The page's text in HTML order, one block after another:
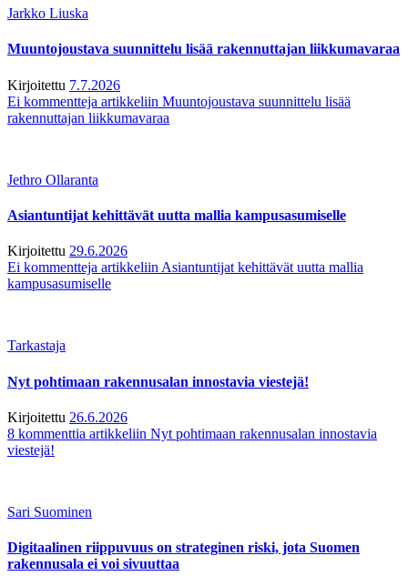
Jarkko Liuska
Muuntojoustava suunnittelu lisää rakennuttajan liikkumavaraa
Kirjoitettu 7.7.2026
Ei kommentteja artikkeliin Muuntojoustava suunnittelu lisää
rakennuttajan liikkumavaraa
Jethro Ollaranta
Asiantuntijat kehittävät uutta mallia kampusasumiselle
Kirjoitettu 29.6.2026
Ei kommentteja artikkeliin Asiantuntijat kehittävät uutta mallia
kampusasumiselle
Tarkastaja
Nyt pohtimaan rakennusalan innostavia viestejä!
Kirjoitettu 26.6.2026
8 kommenttia artikkeliin Nyt pohtimaan rakennusalan innostavia
viestejä!
Sari Suominen
Digitaalinen riippuvuus on strateginen riski, jota Suomen
rakennusala ei voi sivuuttaa